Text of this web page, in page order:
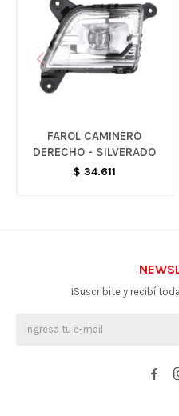
FAROL CAMINERO
DERECHO - SILVERADO
$ 34.611
¡Suscribite y recibí
